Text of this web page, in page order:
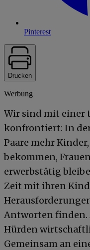
Pinterest
Drucken
Werbung
Wir sind mit einer
konfrontiert: In
Paare mehr
bekommen,
erwerbstätig
Zeit mit ihren
Antworten finden.
Hürden
Gemeinsam an